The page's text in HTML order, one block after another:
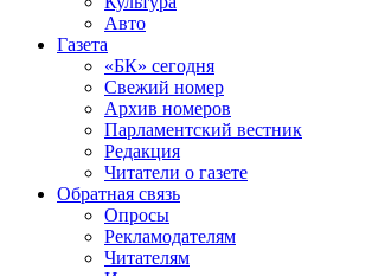
Авто
Газета
«БК» сегодня
Свежий номер
Архив номеров
Парламентский вестник
Редакция
Читатели о газете
Обратная связь
Опросы
Рекламодателям
Читателям